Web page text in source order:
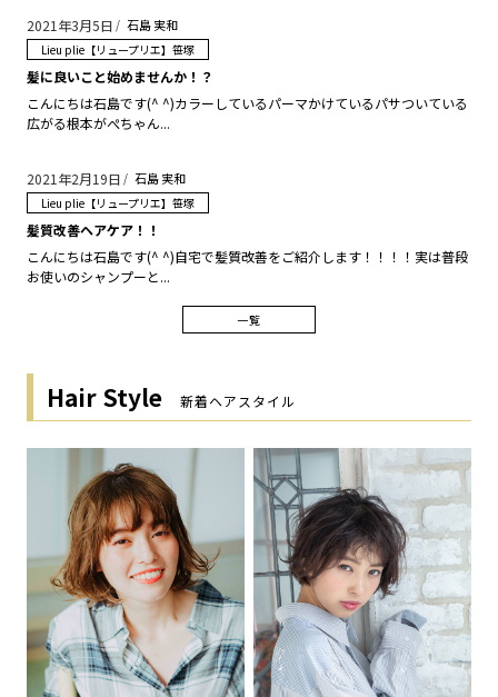
一覧
2021年3月5日 石島 実和
Lieu plie【リュープリエ】笹塚
髪に良いこと始めませんか！？
こんにちは石島です(^ ^)カラーしているパーマかけているパサついている
広がる根本がぺちゃん...
2021年2月19日 石島 実和
Lieu plie【リュープリエ】笹塚
髪質改善ヘアケア！！
こんにちは石島です(^ ^)自宅で髪質改善をご紹介します！！！！実は普段
お使いのシャンプーと...
Hair Style 新着ヘアスタイル